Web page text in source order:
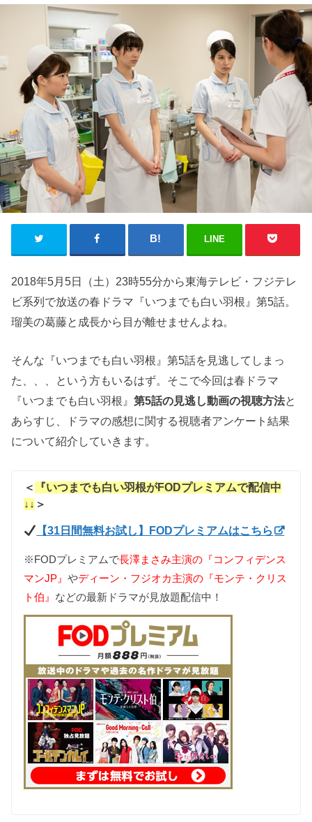
LINE
2018年5月5日（土）23時55分から東海テレビ・フジテレ
ビ系列で放送の春ドラマ『いつまでも白い羽根』第5話。
瑠美の葛藤と成長から目が離せませんよね。
そんな『いつまでも白い羽根』第5話を見逃してしまっ
た、、、という方もいるはず。そこで今回は春ドラマ
『いつまでも白い羽根』第5話の見逃し動画の視聴方法と
あらすじ、ドラマの感想に関する視聴者アンケート結果
について紹介していきます。
＜
『いつまでも白い羽根がFODプレミアムで配信中
↓↓ ＞
【31日間無料お試し】FODプレミアムはこちら
※FODプレミアムで長澤まさみ主演の『コンフィデンス
マンJP』やディーン・フジオカ主演の『モンテ・クリス
ト伯』 などの最新ドラマが見放題配信中！